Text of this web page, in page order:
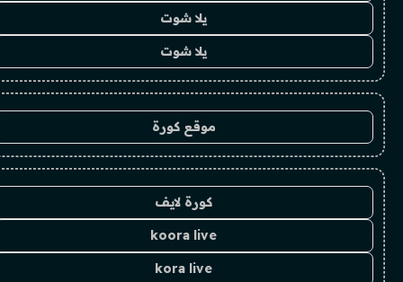
يلا شوت
يلا شوت
موقع كورة
كورة لايف
koora live
kora live